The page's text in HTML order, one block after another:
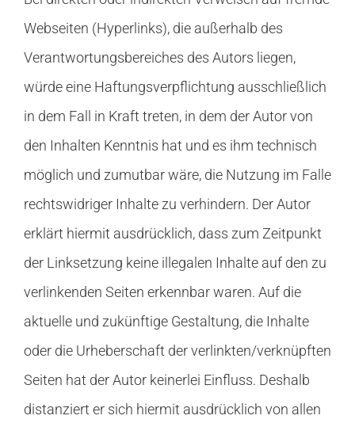
Webseiten (Hyperlinks), die außerhalb des
Verantwortungsbereiches des Autors liegen,
würde eine Haftungsverpflichtung ausschließlich
in dem Fall in Kraft treten, in dem der Autor von
den Inhalten Kenntnis hat und es ihm technisch
möglich und zumutbar wäre, die Nutzung im Falle
rechtswidriger Inhalte zu verhindern. Der Autor
erklärt hiermit ausdrücklich, dass zum Zeitpunkt
der Linksetzung keine illegalen Inhalte auf den zu
verlinkenden Seiten erkennbar waren. Auf die
aktuelle und zukünftige Gestaltung, die Inhalte
oder die Urheberschaft der verlinkten/verknüpften
Seiten hat der Autor keinerlei Einfluss. Deshalb
distanziert er sich hiermit ausdrücklich von allen